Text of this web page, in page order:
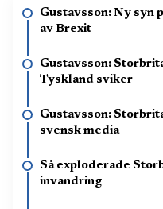
Gustavsson: Ny syn
av Brexit
Gustavsson:
Tyskland sviker
Gustavsson:
svensk media
Så exploderade
invandring